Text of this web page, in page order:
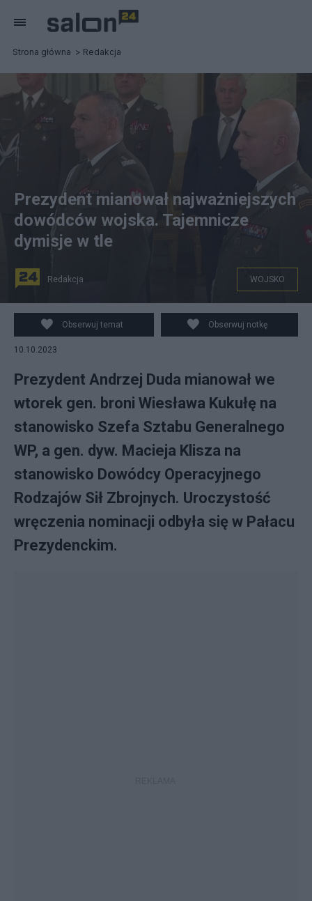
Strona główna Redakcja
fot. BBN
Prezydent mianował najważniejszych
dowódców wojska. Tajemnicze
dymisje w tle
Redakcja WOJSKO
Obserwuj temat Obserwuj notkę
10.10.2023
Prezydent Andrzej Duda mianował we
wtorek gen. broni Wiesława Kukułę na
stanowisko Szefa Sztabu Generalnego
WP, a gen. dyw. Macieja Klisza na
stanowisko Dowódcy Operacyjnego
Rodzajów Sił Zbrojnych. Uroczystość
wręczenia nominacji odbyła się w Pałacu
Prezydenckim.